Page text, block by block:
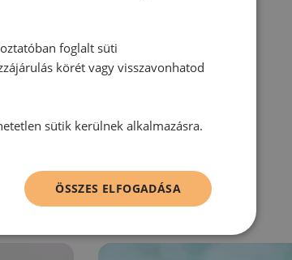
írásafoglalt süti
körét vagy visszavonhatod
sütik kerülnek alkalmazásra.
ÖSSZES ELFOGADÁSA